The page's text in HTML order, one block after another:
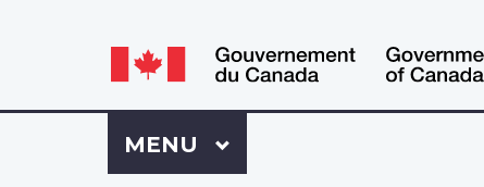
Language
switcher
Language
switcher
Se
connecter
à
Menu
MENU PRINCIPAL